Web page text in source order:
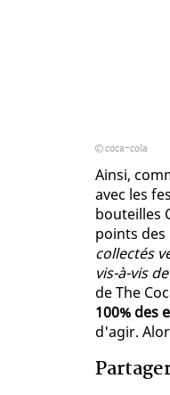
coca-cola
Ainsi,
avec les
bouteilles
points des
collectés
vis-à-vis
de The
100% des
d'agir.